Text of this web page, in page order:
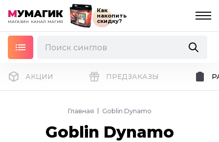
МУМАГИК
МАГАЗИН КАНАЛ МАГИЯ
Как
накопить
скидку?
АКЦИИ ПРЕДЗАКАЗЫ
Главная Goblin Dynamo
Goblin Dynamo